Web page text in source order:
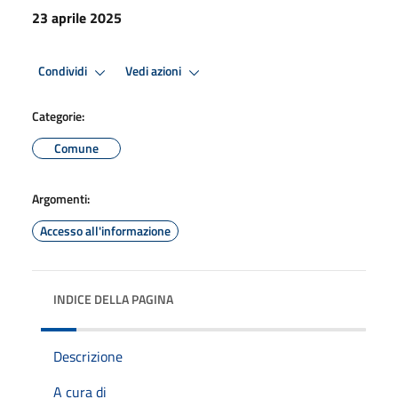
23 aprile 2025
Condividi Vedi azioni
Categorie:
Comune
Argomenti:
Accesso all'informazione
INDICE DELLA PAGINA
Descrizione
A cura di